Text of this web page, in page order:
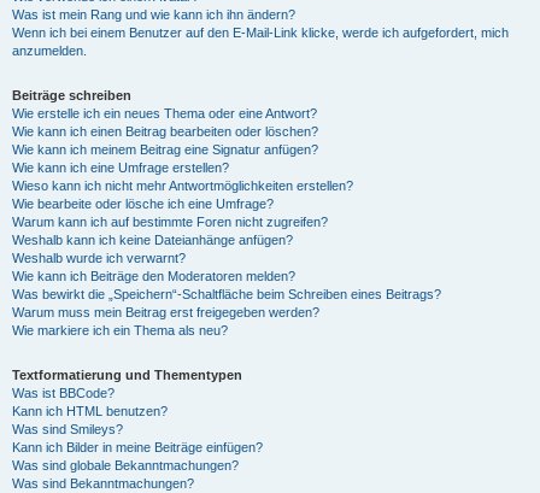
Was ist mein Rang und wie kann ich ihn ändern?
Wenn ich bei einem Benutzer auf den E-Mail-Link klicke, werde ich aufgefordert, mich
anzumelden.
Beiträge schreiben
Wie erstelle ich ein neues Thema oder eine Antwort?
Wie kann ich einen Beitrag bearbeiten oder löschen?
Wie kann ich meinem Beitrag eine Signatur anfügen?
Wie kann ich eine Umfrage erstellen?
Wieso kann ich nicht mehr Antwortmöglichkeiten erstellen?
Wie bearbeite oder lösche ich eine Umfrage?
Warum kann ich auf bestimmte Foren nicht zugreifen?
Weshalb kann ich keine Dateianhänge anfügen?
Weshalb wurde ich verwarnt?
Wie kann ich Beiträge den Moderatoren melden?
Was bewirkt die „Speichern“-Schaltfläche beim Schreiben eines Beitrags?
Warum muss mein Beitrag erst freigegeben werden?
Wie markiere ich ein Thema als neu?
Textformatierung und Thementypen
Was ist BBCode?
Kann ich HTML benutzen?
Was sind Smileys?
Kann ich Bilder in meine Beiträge einfügen?
Was sind globale Bekanntmachungen?
Was sind Bekanntmachungen?